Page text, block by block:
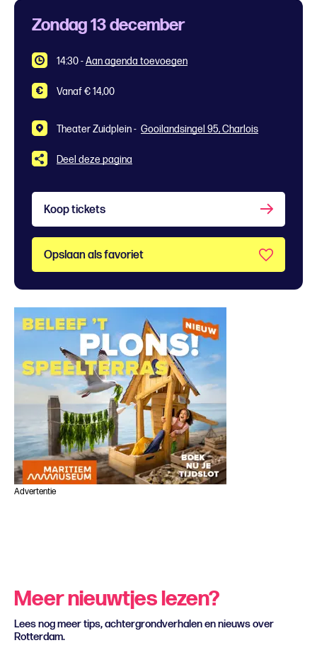
Zondag 13 december
14:30-Aan agenda toevoegen
Vanaf € 14,00
Theater Zuidplein - Gooilandsingel 95, Charlois
Deel deze pagina
Koop tickets
Opslaan als favoriet
Advertentie
Meer nieuwtjes lezen?
Lees nog meer tips, achtergrondverhalen en nieuws over
Rotterdam.